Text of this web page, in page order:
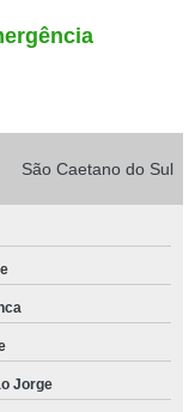
São Caetano do Sul
Jorge